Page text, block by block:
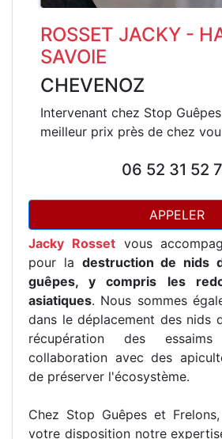
ROSSET JACKY -
SAVOIE
CHEVENOZ
Intervenant chez Stop
meilleur prix près de chez
06 52 31 52
APPELER
Jacky Rossetvous
pour la destruction de nids
guêpes, y compris les
asiatiques. Nous sommes
dans le déplacement des nids
récupération des
collaboration avec des
de préserver l'écosystème.
Chez Stop Guêpes et
votre disposition notre